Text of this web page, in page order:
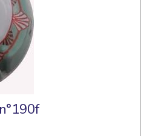
PIERRE MIGNON n°190f